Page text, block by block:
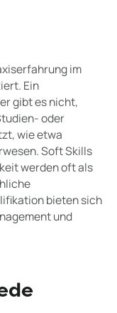
im
Ein
gibt es nicht,
oder
wie etwa
Soft Skills
werden oft als
bieten sich
und